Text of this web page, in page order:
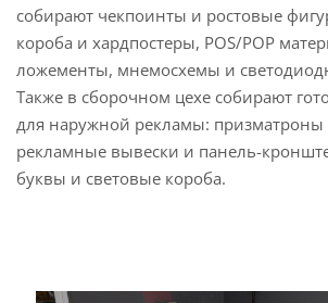
собирают чекпоинты и ростовые
короба и хардпостеры, POS/POP
ложементы, мнемосхемы и
Также в сборочном цехе собирают
для наружной рекламы: призматроны
рекламные вывески и панель-
буквы и световые короба.